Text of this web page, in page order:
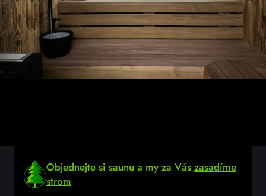
Objednejte si saunu a my za Vás zasadíme
strom